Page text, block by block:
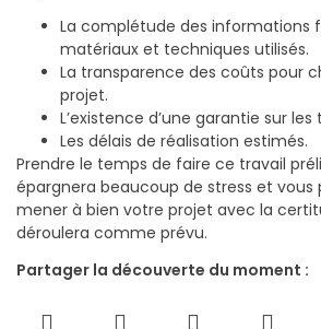
La complétude des informations
matériaux et techniques utilisés.
La transparence des coûts pour
projet.
L’existence d’une garantie sur
Les délais de réalisation estimés.
Prendre le temps de faire ce travail
épargnera beaucoup de stress et
mener à bien votre projet avec la
déroulera comme prévu.
Partager la découverte du moment :